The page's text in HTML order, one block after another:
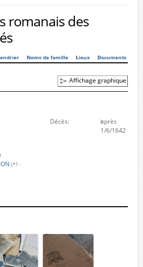
romanais des
Noms de famille Lieux Documents
Affichage graphique
(*? -
Décès:
après
1/6/1642